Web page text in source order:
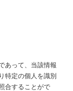
あって、当該情報
特定の個人を識別
合することがで